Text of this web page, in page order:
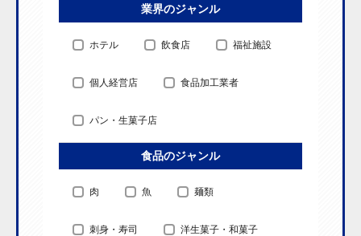
業界のジャンル
ホテル 飲食店 福祉施設
個人経営店 食品加工業者
パン・生菓子店
食品のジャンル
肉 魚 麺類
刺身・寿司 洋生菓子・和菓子